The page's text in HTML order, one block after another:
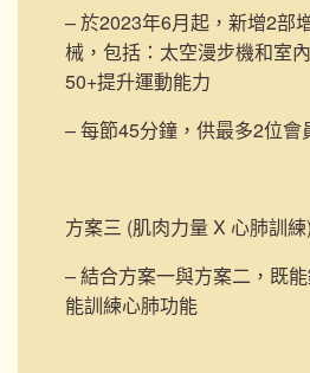
– 於2023年6月起，新增2部
械，包括：太空漫步機和室
50+提升運動能力
– 每節45分鐘，供最多2位會
方案三 (肌肉力量 X 心肺訓練)
– 結合方案一與方案二，既
能訓練心肺功能